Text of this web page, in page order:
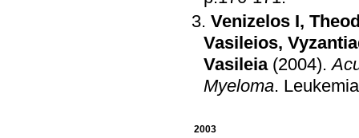
Venizelos I,
Vasileios,
Vasileia (2004).
Myeloma.
2003